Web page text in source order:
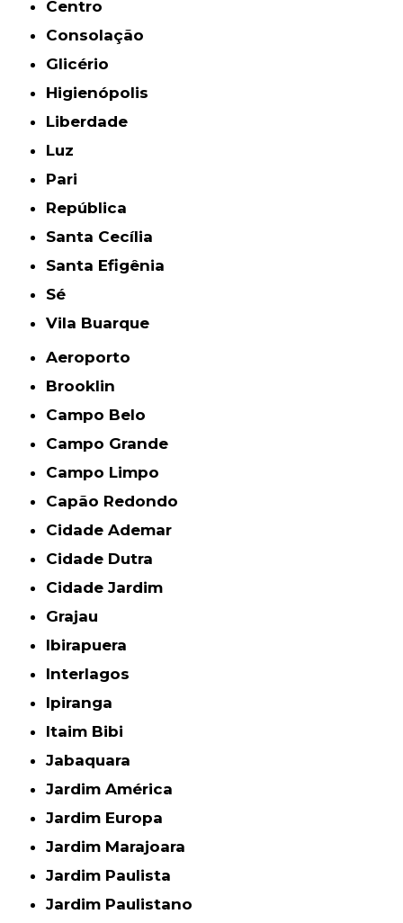
Centro
Consolação
Glicério
Higienópolis
Liberdade
Luz
Pari
República
Santa Cecília
Santa Efigênia
Sé
Vila Buarque
Aeroporto
Brooklin
Campo Belo
Campo Grande
Campo Limpo
Capão Redondo
Cidade Ademar
Cidade Dutra
Cidade Jardim
Grajau
Ibirapuera
Interlagos
Ipiranga
Itaim Bibi
Jabaquara
Jardim América
Jardim Europa
Jardim Marajoara
Jardim Paulista
Jardim Paulistano